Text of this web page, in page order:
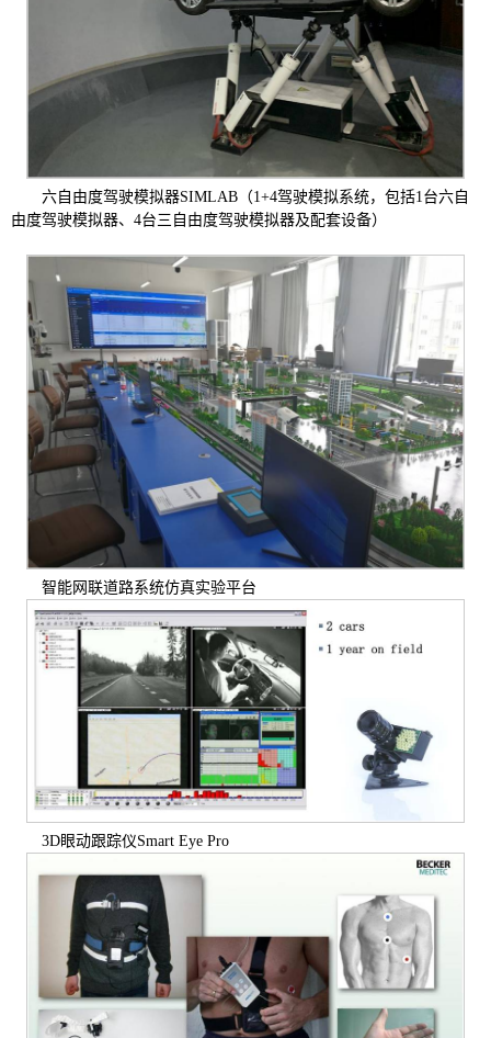
六自由度驾驶模拟器SIMLAB（1+4驾驶模拟系统，包括1台六自
由度驾驶模拟器、4台三自由度驾驶模拟器及配套设备）
智能网联道路系统仿真实验平台
3D眼动跟踪仪Smart Eye Pro